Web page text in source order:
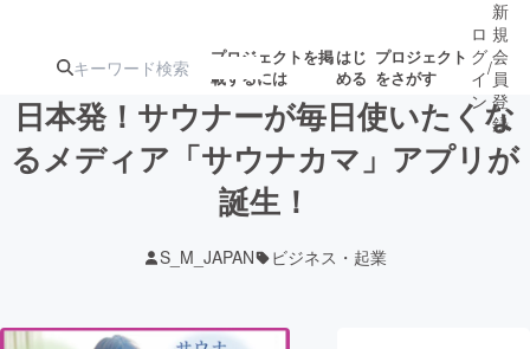
プロジェクトを掲
載するには
はじ
める
プロジェクト
をさがす
注目の新着プロ 募集終了が近いプ
ロ
グ
イ
ン
/
新
規
会
員
登
録
日本発！サウナーが毎日使いたくな
るメディア「サウナカマ」アプリが
誕生！
S_M_JAPAN ビジネス・起業